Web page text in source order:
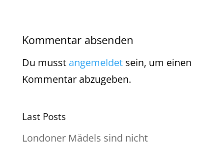
Kommentar absenden
Du musst angemeldetsein, um einen
Kommentar abzugeben.
Last Posts
Londoner Mädels sind nicht